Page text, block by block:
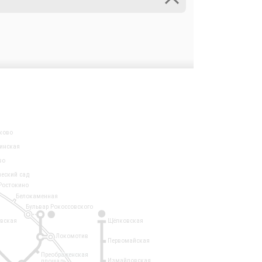
1
Локомотив
сад
Белокаменная
Щёлковская
Первомайская
Измайловская
Бульвар Рокоссовского
Преображенская